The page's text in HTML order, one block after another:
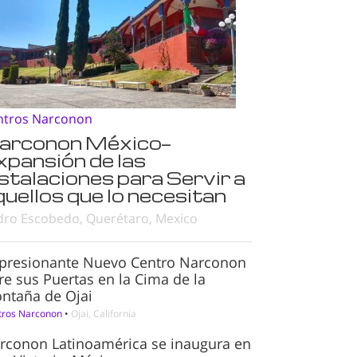
Narconon
México—
de las
para Servir a
que lo necesitan
Escobedo, Querétaro, Mexico
Nuevo Centro Narconon
sus Puertas en la Cima de la
de Ojai
Narconon • Ojai, California
Latinoamérica se inaugura en